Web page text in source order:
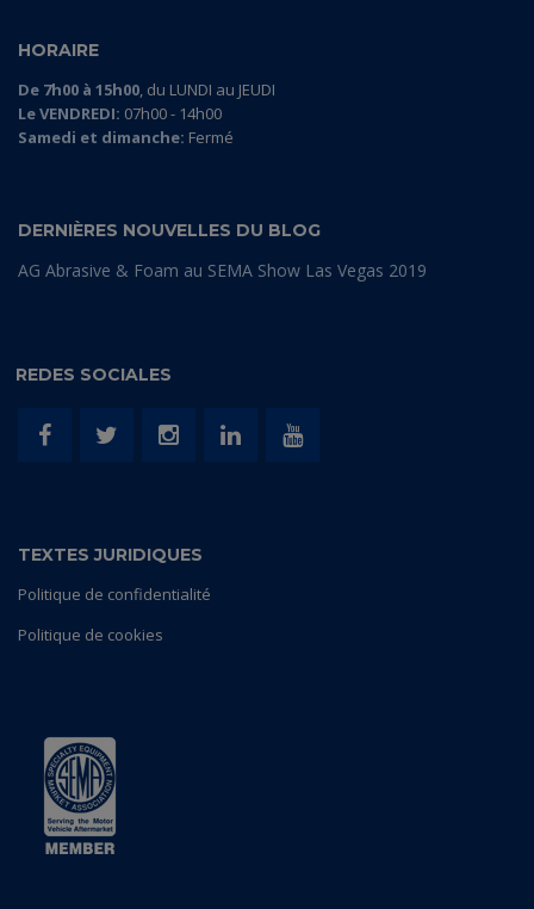
HORAIRE
De 7h00 à 15h00, du LUNDI au JEUDI
Le VENDREDI: 07h00 - 14h00
Samedi et dimanche: Fermé
DERNIÈRES NOUVELLES DU BLOG
AG Abrasive & Foam au SEMA Show Las Vegas 2019
REDES SOCIALES
TEXTES JURIDIQUES
Politique de confidentialité
Politique de cookies